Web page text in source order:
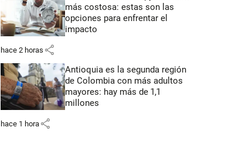
más costosa: estas son las
opciones para enfrentar el
impacto
hace 2 horas share
Antioquia es la segunda región
de Colombia con más adultos
mayores: hay más de 1,1
millones
hace 1 hora share